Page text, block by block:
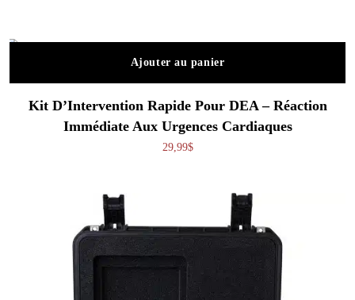
Ajouter au panier
Kit D’Intervention Rapide Pour DEA – Réaction
Immédiate Aux Urgences Cardiaques
29,99$